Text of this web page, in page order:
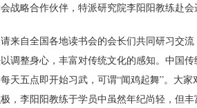
战略合作伙伴，特派研究院李阳阳教练赴会
来自全国各地读书会的会长们共同研习交
调整身心，丰富对传统文化的感知。中国
天五点即开始习武，可谓“闻鸡起舞”。大
，李阳阳教练于学员中虽然年纪尚轻，但